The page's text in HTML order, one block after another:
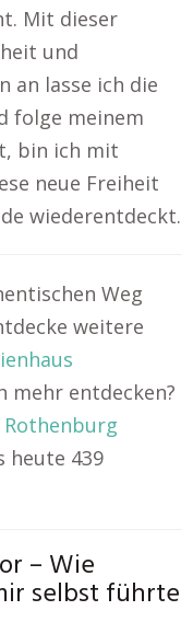
Mit dieser
und
an lasse ich die
folge meinem
bin ich mit
neue Freiheit
wiederentdeckt.
Weg
weitere
mehr entdecken?
Rothenburg
heute 439
– Wie
selbst führte